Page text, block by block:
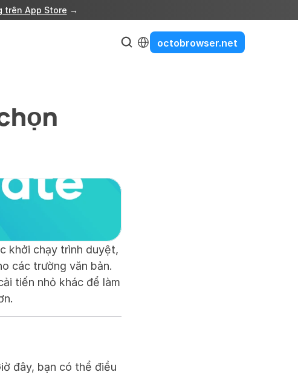
trên App Store →
Select Language
octobrowser.net
khởi chạy trình duyệt,
các trường văn bản.
tiến nhỏ khác để làm
đây, bạn có thể điều